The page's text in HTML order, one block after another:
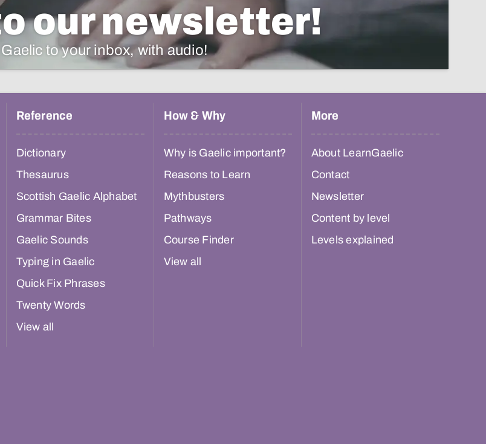
our newsletter!
to your inbox, with audio!
Reference
Dictionary
Thesaurus
Scottish Gaelic Alphabet
Grammar Bites
Gaelic Sounds
Typing in Gaelic
Quick Fix Phrases
Twenty Words
View all
How & Why
Why is Gaelic important?
Reasons to Learn
Mythbusters
Pathways
Course Finder
View all
More
About LearnGaelic
Contact
Newsletter
Content by level
Levels explained